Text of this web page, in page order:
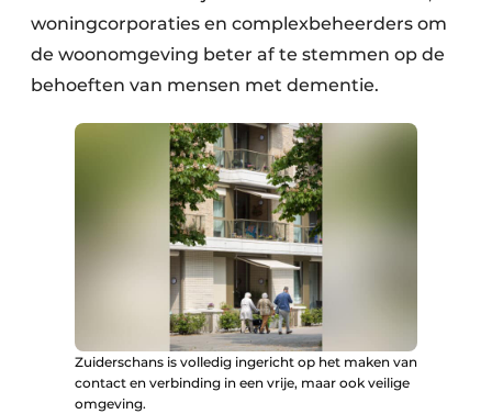
woningcorporaties en complexbeheerders om
de woonomgeving beter af te stemmen op de
behoeften van mensen met dementie.
Zuiderschans is volledig ingericht op het maken van
contact en verbinding in een vrije, maar ook veilige
omgeving.